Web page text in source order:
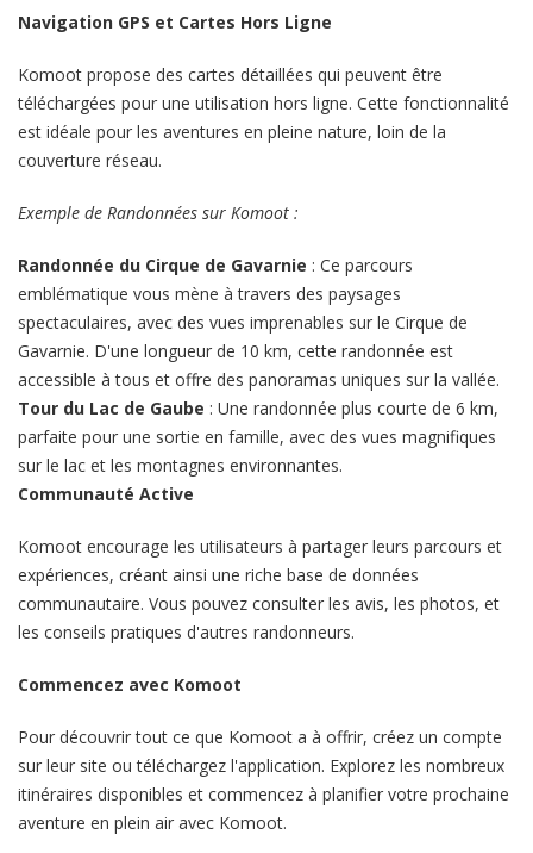
Navigation GPS et Cartes Hors Ligne
Komoot propose des cartes détaillées qui peuvent être
téléchargées pour une utilisation hors ligne. Cette fonctionnalité
est idéale pour les aventures en pleine nature, loin de la
couverture réseau.
Exemple de Randonnées sur Komoot :
Randonnée du Cirque de Gavarnie : Ce parcours
emblématique vous mène à travers des paysages
spectaculaires, avec des vues imprenables sur le Cirque de
Gavarnie. D'une longueur de 10 km, cette randonnée est
accessible à tous et offre des panoramas uniques sur la vallée.
Tour du Lac de Gaube : Une randonnée plus courte de 6 km,
parfaite pour une sortie en famille, avec des vues magnifiques
sur le lac et les montagnes environnantes.
Communauté Active
Komoot encourage les utilisateurs à partager leurs parcours et
expériences, créant ainsi une riche base de données
communautaire. Vous pouvez consulter les avis, les photos, et
les conseils pratiques d'autres randonneurs.
Commencez avec Komoot
Pour découvrir tout ce que Komoot a à offrir, créez un compte
sur leur site ou téléchargez l'application. Explorez les nombreux
itinéraires disponibles et commencez à planifier votre prochaine
aventure en plein air avec Komoot.